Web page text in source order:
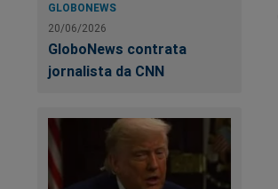
GLOBONEWS
20/06/2026
GloboNews contrata
jornalista da CNN